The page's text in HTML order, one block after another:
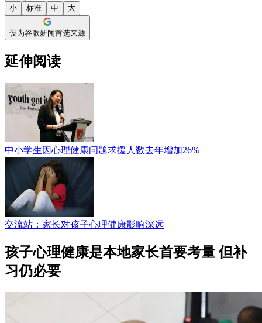
小 标准 中 大
设为谷歌新闻首选来源
延伸阅读
中小学生因心理健康问题求援人数去年增加26%
交流站：家长对孩子心理健康影响深远
孩子心理健康是本地家长首要考量 但补
习仍必要